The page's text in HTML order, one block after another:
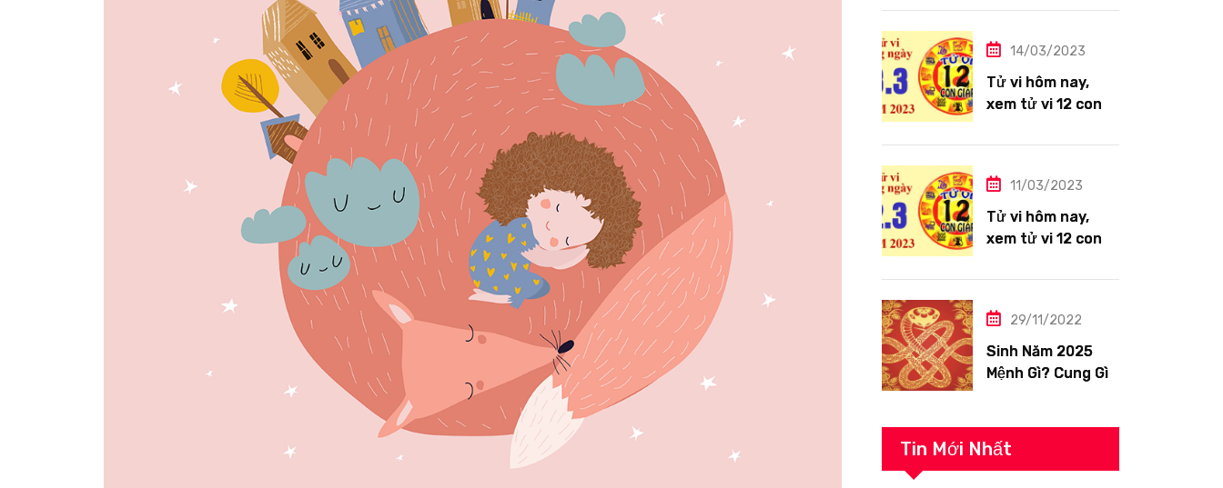
14/3/2023: Tuổi
tươi sáng
14/03/2023
Tử vi hôm nay,
xem tử vi 12 con
13/3/2023: Tuổi
siêng năng
11/03/2023
Tử vi hôm nay,
xem tử vi 12 con
12/3/2023: Tuổi
phúc29/11/2022
Sinh Năm 2025
Mệnh Gì? Cung Gì,
Tin Mới Nhất